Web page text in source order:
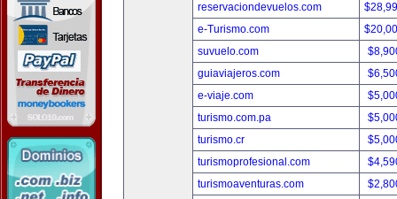
reservaciondevuelos.com
e-Turismo.com
suvuelo.com
guiaviajeros.com
e-viaje.com
turismo.com.pa
turismo.cr
turismoprofesional.com
turismoaventuras.com